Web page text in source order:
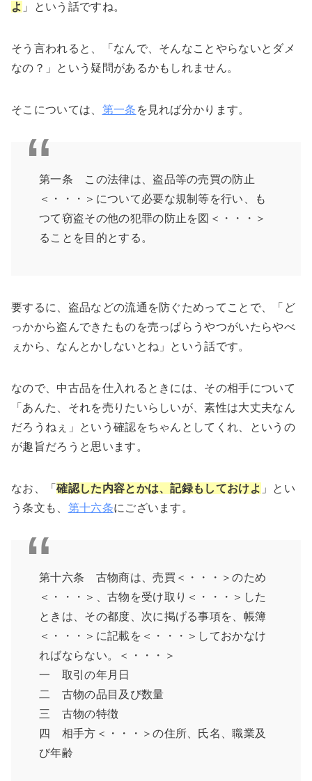
よ 」という話ですね。
そう言われると、「なんで、そんなことやらないとダメ
なの？」という疑問があるかもしれません。
そこについては、 第一条 を見れば分かります。
第一条 この法律は、盗品等の売買の防止
＜・・・＞について必要な規制等を行い、も
つて窃盗その他の犯罪の防止を図＜・・・＞
ることを目的とする。
要するに、盗品などの流通を防ぐためってことで、「ど
っかから盗んできたものを売っぱらうやつがいたらやべ
ぇから、なんとかしないとね」という話です。
なので、中古品を仕入れるときには、その相手について
「あんた、それを売りたいらしいが、素性は大丈夫なん
だろうねぇ」という確認をちゃんとしてくれ、というの
が趣旨だろうと思います。
なお、「確認した内容とかは、記録もしておけよ 」とい
う条文も、 第十六条にございます。
第十六条 古物商は、売買＜・・・＞のため
＜・・・＞、古物を受け取り＜・・・＞した
ときは、その都度、次に掲げる事項を、帳簿
＜・・・＞に記載を＜・・・＞しておかなけ
ればならない。＜・・・＞
一 取引の年月日
二 古物の品目及び数量
三 古物の特徴
四 相手方＜・・・＞の住所、氏名、職業及
び年齢